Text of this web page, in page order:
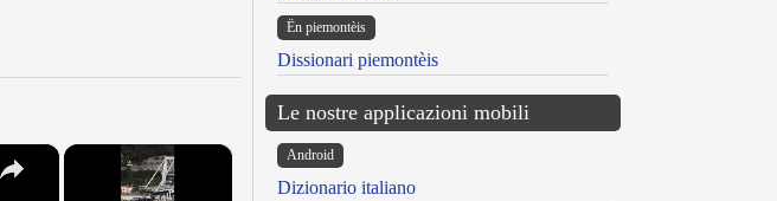
×
×
Ën piemontèis
Dissionari piemontèis
Le nostre applicazioni mobili
Android
Dizionario italiano